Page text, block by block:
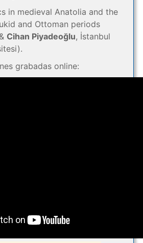
in medieval Anatolia and the
and Ottoman periods
Cihan Piyadeoğlu, İstanbul
grabadas online: